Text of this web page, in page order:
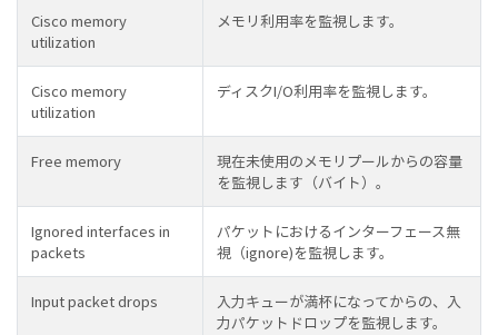
Cisco memory
utilization
メモリ利用率を監視します。
Cisco memory
utilization
ディスクI/O利用率を監視します。
Free memory
現在未使用のメモリプールからの容量
を監視します（バイト）。
Ignored interfaces in
packets
パケットにおけるインターフェース無
視（ignore)を監視します。
Input packet drops
入力キューが満杯になってからの、入
力パケットドロップを監視します。